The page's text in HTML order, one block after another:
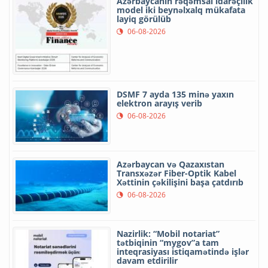
model iki beynəlxalq mükafata
layiq görülüb
06-08-2026
DSMF 7 ayda 135 minə yaxın
elektron arayış verib
06-08-2026
Azərbaycan və Qazaxıstan
Transxəzər Fiber-Optik Kabel
Xəttinin çəkilişini başa çatdırıb
06-08-2026
Nazirlik: “Mobil notariat”
tətbiqinin “mygov”a tam
inteqrasiyası istiqamətində işlər
davam etdirilir